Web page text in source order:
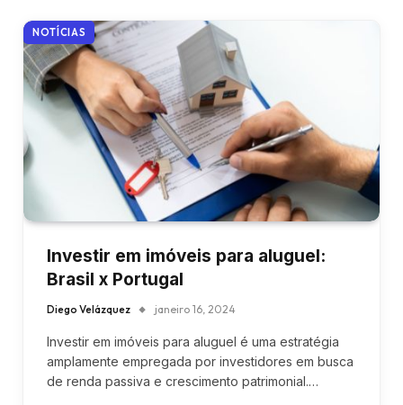
NOTÍCIAS
Investir em imóveis para aluguel:
Brasil x Portugal
Diego Velázquez janeiro 16, 2024
Investir em imóveis para aluguel é uma estratégia
amplamente empregada por investidores em busca
de renda passiva e crescimento patrimonial.…